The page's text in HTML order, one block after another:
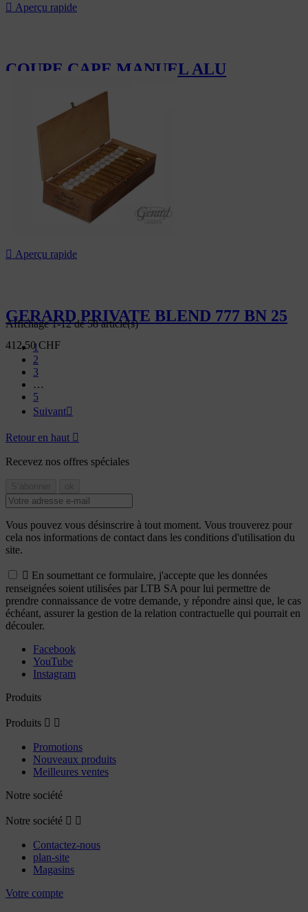
 Aperçu rapide
COUPE CAPE MANUEL ALU
 Aperçu rapide
GERARD PRIVATE BLEND 777 BN 25
412,50 CHF
Affichage 1-12 de 58 article(s)
1
2
3
…
5
Suivant
Retour en haut 
Recevez nos offres spéciales
Vous pouvez vous désinscrire à tout moment. Vous trouverez pour
cela nos informations de contact dans les conditions d'utilisation du
site.
 En soumettant ce formulaire, j'accepte que les données
renseignées soient utilisées par LTB SA pour lui permettre de
prendre connaissance de votre demande, y répondre ainsi que, le cas
échéant, assurer la gestion de la relation contractuelle qui pourrait en
découler.
Facebook
YouTube
Instagram
Produits
Produits  
Promotions
Nouveaux produits
Meilleures ventes
Notre société
Notre société  
Contactez-nous
plan-site
Magasins
Votre compte